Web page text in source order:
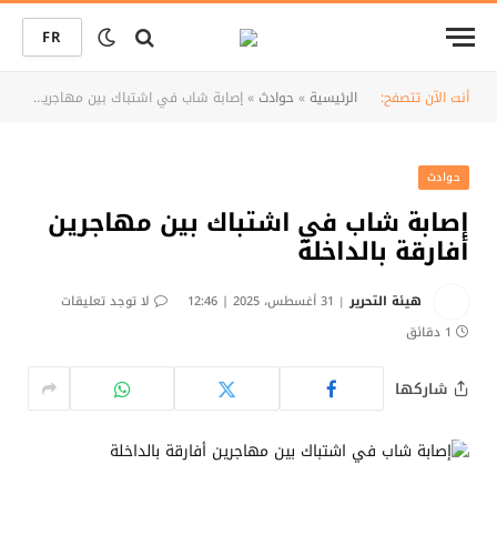
FR
أنت الآن تتصفح: الرئيسية»حوادث»إصابة شاب في اشتباك بين مهاجرين أفارقة بالداخلة
حوادث
إصابة شاب في اشتباك بين مهاجرين
أفارقة بالداخلة
هيئة التحرير 31 أغسطس، 2025 | 12:46
لا توجد تعليقات
1 دقائق
شاركها